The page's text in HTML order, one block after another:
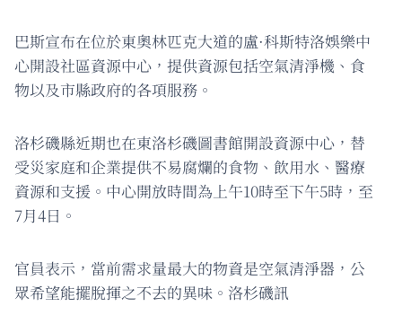
巴斯宣布在位於東奧林匹克大道的盧·科斯特洛娛樂中
心開設社區資源中心，提供資源包括空氣清淨機、食
物以及市縣政府的各項服務。
洛杉磯縣近期也在東洛杉磯圖書館開設資源中心，替
受災家庭和企業提供不易腐爛的食物、飲用水、醫療
資源和支援。中心開放時間為上午10時至下午5時，至
7月4日。
官員表示，當前需求量最大的物資是空氣清淨器，公
眾希望能擺脫揮之不去的異味。洛杉磯訊